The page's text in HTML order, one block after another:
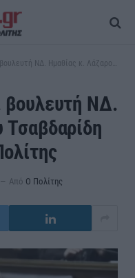
κ. Λάζαρου Τσαβδαρίδη στην εφημερίδα ο Πολίτης
βουλευτή ΝΔ.
Από Ο Πολίτης